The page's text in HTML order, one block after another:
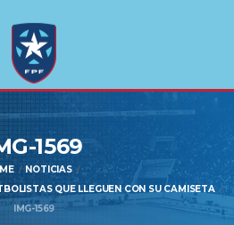
1569
NOTICIAS
QUE LLEGUEN CON SU CAMISETA
IMG-1569